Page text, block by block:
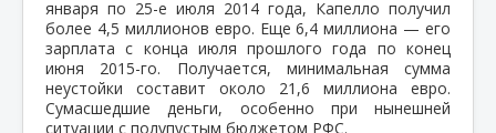
января по 25-е июля 2014 года, Капелло получил
более 4,5 миллионов евро. Еще 6,4 миллиона — его
зарплата с конца июля прошлого года по конец
июня 2015-го. Получается, минимальная сумма
неустойки составит около 21,6 миллиона евро.
Сумасшедшие деньги, особенно при нынешней
ситуации с полупустым бюджетом РФС.